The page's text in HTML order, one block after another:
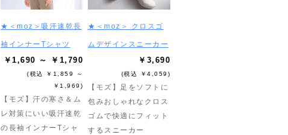
★＜moz＞吸汗速乾長
袖インナーTシャツ
￥1,690 ～ ￥1,790
(税込 ￥1,859 ～
￥1,969)
【モズ】汗の寒さ＆ム
レ対策にいい吸汗速乾
の長袖インナーTシャ
★＜moz＞ クロスゴ
ムデザインスニーカー
￥3,690
(税込 ￥4,059)
【モズ】足をソフトに
包みおしゃれなクロス
ゴムで快適にフィット
するスニーカー